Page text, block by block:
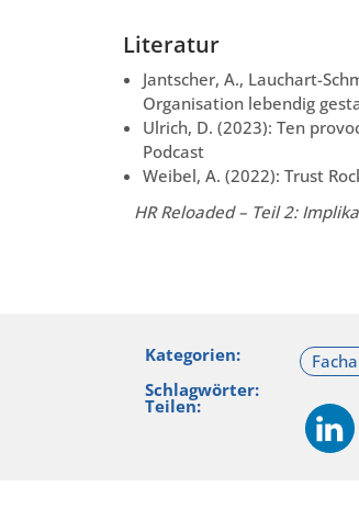
Literatur
Jantscher, A., Lauchart-
Organisation lebendig
Ulrich, D. (2023): Ten
Podcast
Weibel, A. (2022): Trust
HR Reloaded – Teil 2:
Kategorien:
Schlagwörter:
Teilen: